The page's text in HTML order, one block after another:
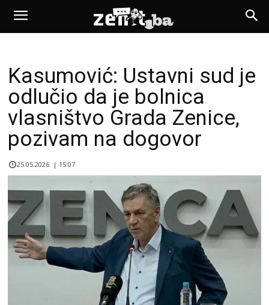
Kasumović: Ustavni sud je
odlučio da je bolnica
vlasništvo Grada Zenice,
pozivam na dogovor
25.05.2026. | 15:07